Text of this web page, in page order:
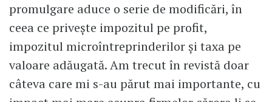
promulgare aduce o serie de modificări, în
ceea ce privește impozitul pe profit,
impozitul microîntreprinderilor și taxa pe
valoare adăugată. Am trecut în revistă doar
câteva care mi s-au părut mai importante, cu